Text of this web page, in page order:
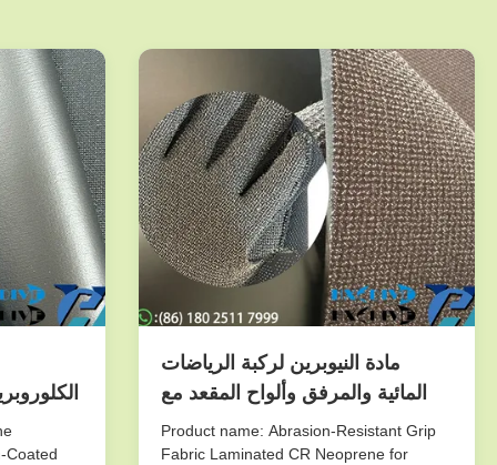
مادة النيوبرين لركبة الرياضات
المائية والمرفق وألواح المقعد مع
قبضة متينة وعزل حراري
Product name: Abrasion-Resistant Grip
Fabric Laminated CR Neoprene for
Coated